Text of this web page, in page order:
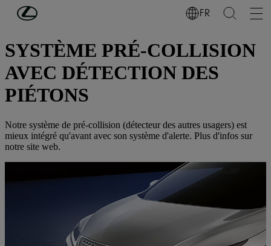
Passer au contenu principal (Appuyez sur Enter) FR
DÉCOUVREZ LEXUS
SYSTÈME PRÉ-COLLISION
AVEC DÉTECTION DES
PIÉTONS
Notre système de pré-collision (détecteur des autres usagers) est
mieux intégré qu'avant avec son système d'alerte. Plus d'infos sur
notre site web.